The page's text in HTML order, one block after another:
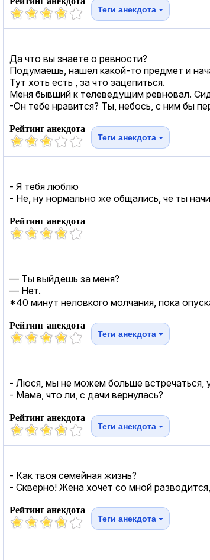
Теги анекдота
Да что вы знаете о ревности?
Подумаешь, нашел какой-то предмет и
Тут хоть есть , за что зацепиться.
Меня бывший к телеведущим ревновал.
-Он тебе нравится? Ты, небось, с ним бы
Рейтинг анекдота
Теги анекдота
- Я тебя люблю
- Не, ну нормально же общались, че ты
Рейтинг анекдота
— Ты выйдешь за меня?
— Нет.
*40 минут неловкого молчания, пока
Рейтинг анекдота
Теги анекдота
- Люся, мы не можем больше встречаться,
- Мама, что ли, с дачи вернулась?
Рейтинг анекдота
Теги анекдота
- Как твоя семейная жизнь?
- Скверно! Жена хочет со мной
Рейтинг анекдота
Теги анекдота